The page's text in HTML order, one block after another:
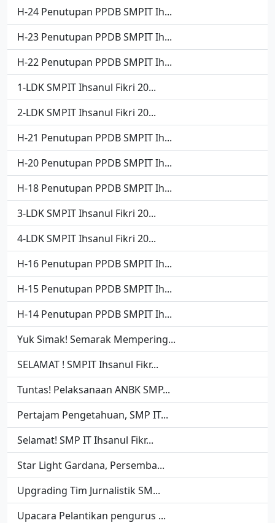
H-24 Penutupan PPDB SMPIT Ih...
H-23 Penutupan PPDB SMPIT Ih...
H-22 Penutupan PPDB SMPIT Ih...
1-LDK SMPIT Ihsanul Fikri 20...
2-LDK SMPIT Ihsanul Fikri 20...
H-21 Penutupan PPDB SMPIT Ih...
H-20 Penutupan PPDB SMPIT Ih...
H-18 Penutupan PPDB SMPIT Ih...
3-LDK SMPIT Ihsanul Fikri 20...
4-LDK SMPIT Ihsanul Fikri 20...
H-16 Penutupan PPDB SMPIT Ih...
H-15 Penutupan PPDB SMPIT Ih...
H-14 Penutupan PPDB SMPIT Ih...
Yuk Simak! Semarak Mempering...
SELAMAT ! SMPIT Ihsanul Fikr...
Tuntas! Pelaksanaan ANBK SMP...
Pertajam Pengetahuan, SMP IT...
Selamat! SMP IT Ihsanul Fikr...
Star Light Gardana, Persemba...
Upgrading Tim Jurnalistik SM...
Upacara Pelantikan pengurus ...